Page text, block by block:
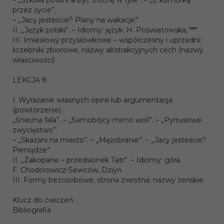
przez życie”.
– „Jacy jesteście? Plany na wakacje”
II. „Język polski”. – Idiomy: język. H. Poświatowska, ***
III. Imiesłowy przysłówkowe – współczesny i uprzedni;
liczebniki zbiorowe, nazwy abstrakcyjnych cech (nazwy
właściwości)
LEKCJA 8
I. Wyrażanie własnych opinii lub argumentacja
(powtórzenie).
„Śnieżna fala”. – „Samobójcy mimo woli”. – „Pyrrusowe
zwycięstwo”.
– „Skazani na miasto”. – „Mężobranie”. – „Jacy jesteście?
Pieniądze”
II. „Zakopane – przedsionek Tatr”. – Idiomy: góra.
F. Chodorowicz-Sewców, Dziyń
III. Formy bezosobowe; strona zwrotna; nazwy żeńskie
Klucz do ćwiczeń
Bibliografia